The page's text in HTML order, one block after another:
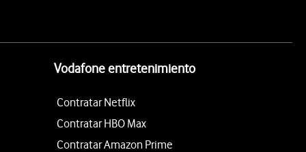
Vodafone entretenimiento
Contratar Netflix
Contratar HBO Max
Contratar Amazon Prime